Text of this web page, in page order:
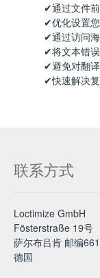
通过文件
优化设置
通过访问
将文本错
避免对翻
快速解决
联系方式
Loctimize GmbH
Fösterstraße 19号
萨尔布吕肯 邮编
德国